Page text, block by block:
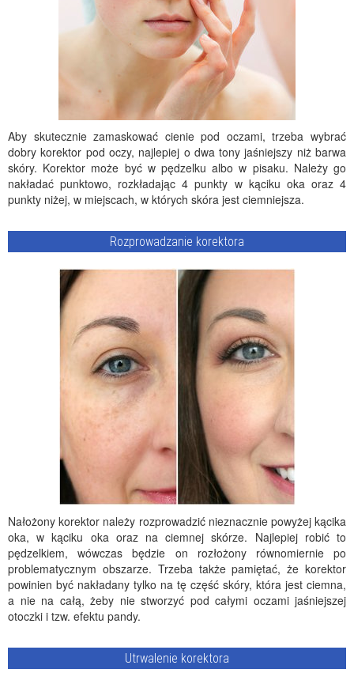
Aby skutecznie zamaskować cienie pod oczami, trzeba wybrać
dobry korektor pod oczy, najlepiej o dwa tony jaśniejszy niż barwa
skóry. Korektor może być w pędzelku albo w pisaku. Należy go
nakładać punktowo, rozkładając 4 punkty w kąciku oka oraz 4
punkty niżej, w miejscach, w których skóra jest ciemniejsza.
Rozprowadzanie korektora
Nałożony korektor należy rozprowadzić nieznacznie powyżej kącika
oka, w kąciku oka oraz na ciemnej skórze. Najlepiej robić to
pędzelkiem, wówczas będzie on rozłożony równomiernie po
problematycznym obszarze. Trzeba także pamiętać, że korektor
powinien być nakładany tylko na tę część skóry, która jest ciemna,
a nie na całą, żeby nie stworzyć pod całymi oczami jaśniejszej
otoczki i tzw. efektu pandy.
Utrwalenie korektora